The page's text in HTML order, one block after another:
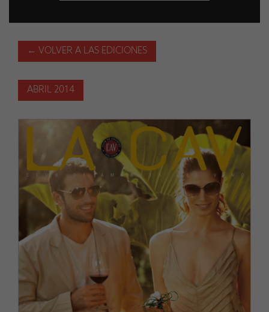
← VOLVER A LAS EDICIONES
ABRIL 2014